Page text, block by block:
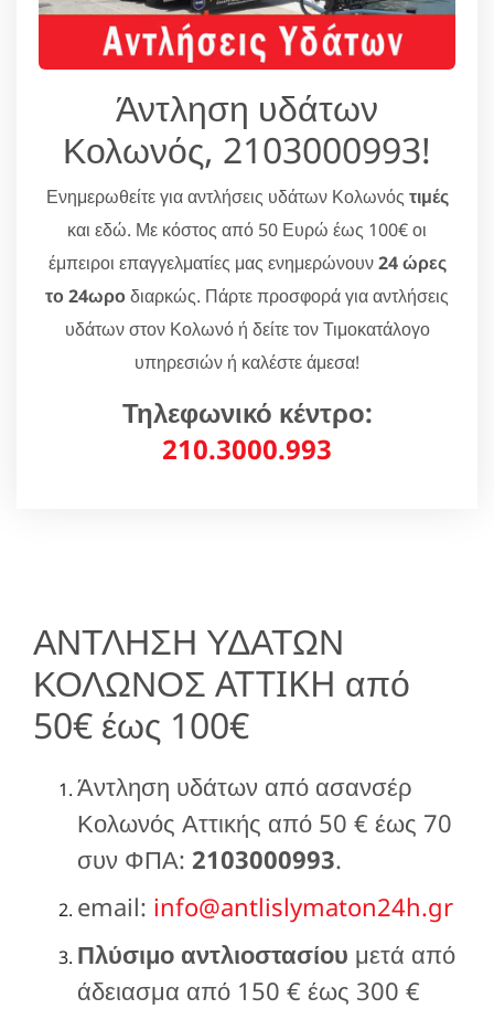
Άντληση υδάτων
Κολωνός, 2103000993!
Ενημερωθείτε για αντλήσεις υδάτων Κολωνός τιμές
και εδώ. Με κόστος από 50 Ευρώ έως 100€ οι
έμπειροι επαγγελματίες μας ενημερώνουν24 ώρες
το 24ωροδιαρκώς. Πάρτε προσφορά για αντλήσεις
υδάτων στον Κολωνό ή δείτε τον Τιμοκατάλογο
υπηρεσιών ή καλέστε άμεσα!
Τηλεφωνικό κέντρο:
210.3000.993
ΑΝΤΛΗΣΗ ΥΔΑΤΩΝ
ΚΟΛΩΝΟΣ ATTIKH από
50€ έως 100€
Άντληση υδάτων από ασανσέρ
Κολωνός Αττικής από 50 € έως 70
συν ΦΠΑ: 2103000993.
email: info@antlislymaton24h.gr
Πλύσιμο αντλιοστασίου μετά από
άδειασμα από 150 € έως 300 €